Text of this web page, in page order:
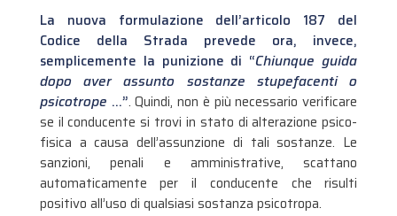
La nuova formulazione dell’articolo 187 del
Codice della Strada prevede ora, invece,
semplicemente la punizione di “Chiunque guida
dopo aver assunto sostanze stupefacenti o
psicotrope …”. Quindi, non è più necessario verificare
se il conducente si trovi in stato di alterazione psico-
fisica a causa dell’assunzione di tali sostanze. Le
sanzioni, penali e amministrative, scattano
automaticamente per il conducente che risulti
positivo all’uso di qualsiasi sostanza psicotropa.